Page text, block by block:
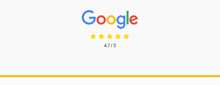
Prisjakt Anmeldelser: 4.7 Stjerne
4.7 / 5